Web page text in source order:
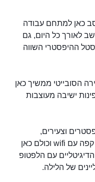
כאן למתחם עבודה
לאורך כל היום, גם
ההיפסטרי השווה
הסובייטי ממשיך כאן
ישיבה מעוצבות
וצעירים,
לתרמילאים ולסטודנטים. יש כאן בית קפה עם wifi וכולם כאן
עם הלפטופ
של הלילה.